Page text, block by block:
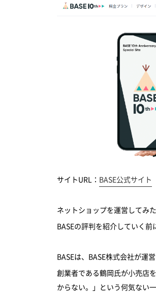
サイトURL： BASE公式サイト
ネットショップを運営してみ
BASEの評判を紹介していく前
BASEは、BASE株式会社が運
創業者である鶴岡氏が小売店
からない。」という何気ない